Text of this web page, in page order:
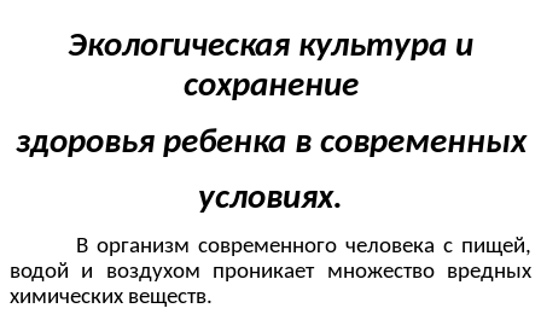
Экологическая культура и
сохранение
здоровья ребенка в современных
условиях.
В организм современного человека с пищей,
водой и воздухом проникает множество вредных
химических веществ.